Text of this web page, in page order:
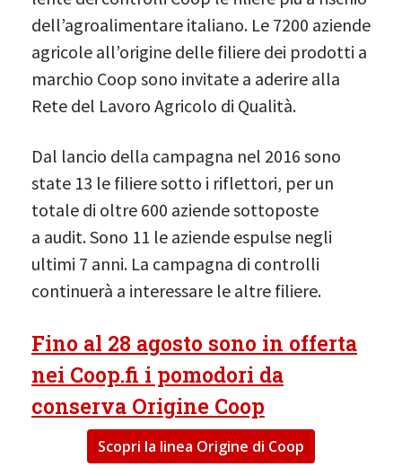
dell’agroalimentare italiano. Le 7200 aziende
agricole all’origine delle filiere dei prodotti a
marchio Coop sono invitate a aderire alla
Rete del Lavoro Agricolo di Qualità.
Dal lancio della campagna nel 2016 sono
state 13 le filiere sotto i riflettori, per un
totale di oltre 600 aziende sottoposte
a audit. Sono 11 le aziende espulse negli
ultimi 7 anni. La campagna di controlli
continuerà a interessare le altre filiere.
Fino al 28 agosto sono in offerta
nei Coop.fi i pomodori da
conserva Origine Coop
Scopri la linea Origine di Coop